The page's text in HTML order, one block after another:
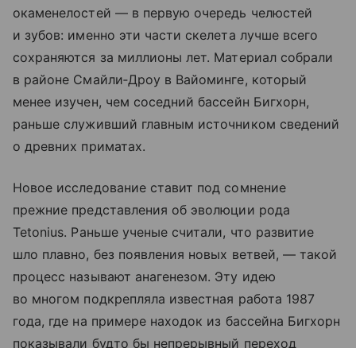
окаменелостей — в первую очередь челюстей
и зубов: именно эти части скелета лучше всего
сохраняются за миллионы лет. Материал собрали
в районе Смайли‑Дроу в Вайоминге, который
менее изучен, чем соседний бассейн Бигхорн,
раньше служивший главным источником сведений
о древних приматах.
Новое исследование ставит под сомнение
прежние представления об эволюции рода
Tetonius. Раньше ученые считали, что развитие
шло плавно, без появления новых ветвей, — такой
процесс называют анагенезом. Эту идею
во многом подкрепляла известная работа 1987
года, где на примере находок из бассейна Бигхорн
показывали будто бы непрерывный переход